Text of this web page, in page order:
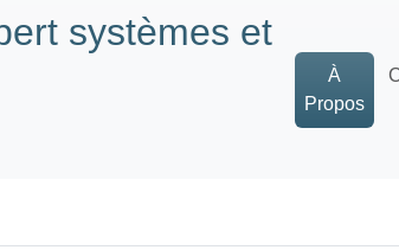
systèmes et
À
Propos